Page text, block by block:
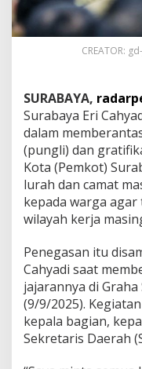
h
d
a
n
m
a
t
B
u
a
t
E
d
a
a
n
k
e
R
u
m
CREATOR:
SURABAYA,
Surabaya Eri
dalam
(pungli) dan
Kota (Pemkot)
lurah dan camat
kepada warga
wilayah kerja
Penegasan itu
Cahyadi saat
jajarannya di
(9/9/2025).
kepala bagian,
Sekretaris Daerah